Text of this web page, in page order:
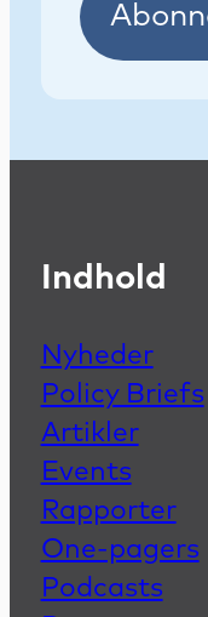
Indhold
Nyheder
Policy Briefs
Artikler
Events
Rapporter
One-pagers
Podcasts